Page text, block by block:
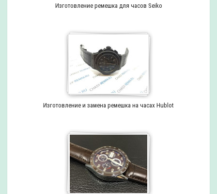
Изготовление ремешка для часов Seiko
Изготовление и замена ремешка на часах Hublot